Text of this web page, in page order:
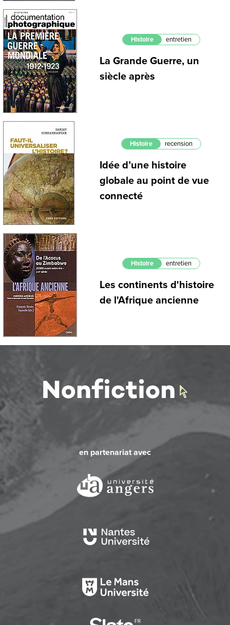
Histoire entretien
La Grande Guerre, un
siècle après
Histoire recension
Idée d’une histoire
globale au point de vue
connecté
Histoire entretien
Les continents d'histoire
de l'Afrique ancienne
en partenariat avec